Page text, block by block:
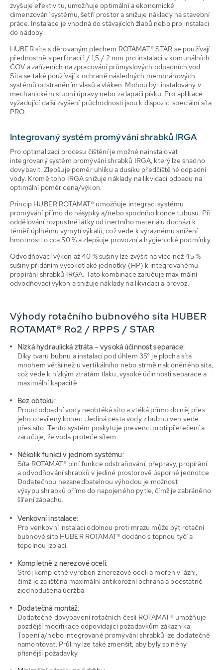
zvyšuje efektivitu, umožňuje optimální a ekonomické
dimenzování systému, šetří prostor a snižuje náklady na stavební
práce. Instalace je vhodná do stávajících žlabů nebo pro instalaci
do nádoby.
HUBER síta s děrovaným plechem ROTAMAT® STAR se používají
přednostně s perforací 1 / 1,5 / 2 mm pro instalaci v komunálních
ČOV a zařízeních na zpracování průmyslových odpadních vod.
Síta se také používají k ochraně následných membránových
systémů odstraněním vlasů a vláken. Mohou být instalovány v
mechanickém stupni úpravy nebo za lapači písku. Pro aplikace
vyžadující další zvýšení průchodnosti jsou k dispozici speciální síta
PRO.
Integrovaný systém promýváníshrabků IRGA
Pro optimalizaci procesu čištění je možné nainstalovat
integrovaný systém promývání shrabků IRGA, který lze snadno
dovybavit. Zlepšuje poměr uhlíku a dusíku předčištěné odpadní
vody. Kromě toho IRGA snižuje náklady na likvidaci odpadu na
optimální poměr cena/výkon.
Princip HUBER ROTAMAT® umožňuje integraci systému
promývání přímo do násypky a/nebo spodního konce tubusu. Při
oddělování rozpustné látky od inertního materiálu dochází k
téměř úplnému vymytí výkalů, což vede k výraznému snížení
hmotnosti o cca 50 % a zlepšuje provozní a hygienické podmínky.
Odvodňovací výkon až 40 % sušiny lze zvýšit na více než 45 %
sušiny přidáním vysokotlaké jednotky (HP) k integrovanému
propírání shrabků IRGA. Tato kombinace zaručuje maximální
odvodňovací výkon a snižuje náklady na likvidaci a provoz.
Výhody rotačního bubnového síta HUBER
ROTAMAT® Ro2 / RPPS / STAR
Nízkáhydraulická ztráta – vysoká účinnost separace:
Díky tvaru bubnu a instalaci pod úhlem 35° je plocha síta
mnohem větší než u vertikálního nebo strmě nakloněného síta,
což vede k nízkým ztrátám tlaku, vysoké účinnosti separace a
maximální kapacitě.
Bez obtoku:
Proud odpadní vody neobtéká síto a vtéká přímo do něj přes
jeho otevřený konec. Jediná cesta vody z bubnu ven vede
přes síto. Tento systém poskytuje prevenci proti přetečení a
zaručuje, že voda proteče sítem.
Několik funkcí v jednom systému:
Síta ROTAMAT® plní funkce odstraňování, přepravy, propírání
a odvodňování shrabků v jediné prostorově úsporné jednotce.
Dodatečnou nezanedbatelnou výhodou je možnost
výsypu shrabků přímo do napojeného pytle, čímž je zabráněno
šíření zápachu.
Venkovní instalace:
Pro venkovní instalaci odolnou proti mrazu může být rotační
bubnové síto HUBER ROTAMAT® dodáno s topnou tyčía
tepelnou izolací.
Kompletně z nerezové oceli:
Stroj kompletně vyroben z nerezové oceli a mořen v lázni,
čímž je zajištěna maximální antikorozní ochrana a podstatně
zjednodušena údržba.
Dodatečná montáž:
Dodatečné dovybavení rotačních česlí ROTAMAT® umožňuje
pozdější modifikace odpovídající požadavkům zákazníka.
Topení a/nebo integrované promývání shrabků lze dodatečně
namontovat. Průliny lze také zmenšit, aby byly splněny
přísnější požadavky.